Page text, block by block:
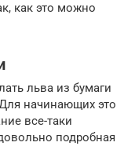
как это можно
льва из бумаги
начинающих это
все-таки
подробная